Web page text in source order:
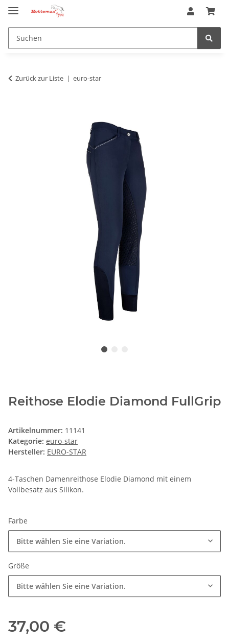
Zurück zur Liste euro-star
Reithose Elodie Diamond FullGrip
Artikelnummer: 11141
Kategorie: euro-star
Hersteller: EURO-STAR
4-Taschen Damenreithose Elodie Diamond mit einem
Vollbesatz aus Silikon.
Farbe
Bitte wählen Sie eine Variation.
Größe
Bitte wählen Sie eine Variation.
37,00 €